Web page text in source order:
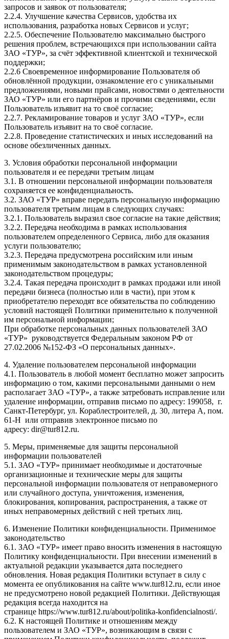
запросов и заявок от пользователя;
2.2.4. Улучшение качества Сервисов, удобства их
использования, разработка новых Сервисов и услуг;
2.2.5. Обеспечение Пользователю максимально быстрого
решения проблем, встречающихся при использовании сайта
ЗАО «ТУР», за счёт эффективной клиентской и технической
поддержки;
2.2.6 Своевременное информирование Пользователя об
обновлённой продукции, ознакомление его с уникальными
предложениями, новыми прайсами, новостями о деятельности
ЗАО «ТУР» или его партнёров и прочими сведениями, если
Пользователь изъявит на то своё согласие;
2.2.7. Рекламирование товаров и услуг ЗАО «ТУР», если
Пользователь изъявит на то своё согласие.
2.2.8. Проведение статистических и иных исследований на
основе обезличенных данных.
3. Условия обработки персональной информации
пользователя и ее передачи третьим лицам
3.1. В отношении персональной информации пользователя
сохраняется ее конфиденциальность.
3.2. ЗАО «ТУР» вправе передать персональную информацию
пользователя третьим лицам в следующих случаях:
3.2.1. Пользователь выразил свое согласие на такие действия;
3.2.2. Передача необходима в рамках использования
пользователем определенного Сервиса, либо для оказания
услуги пользователю;
3.2.3. Передача предусмотрена российским или иным
применимым законодательством в рамках установленной
законодательством процедуры;
3.2.4. Такая передача происходит в рамках продажи или иной
передачи бизнеса (полностью или в части), при этом к
приобретателю переходят все обязательства по соблюдению
условий настоящей Политики применительно к полученной
им персональной информации;
При обработке персональных данных пользователей ЗАО
«ТУР» руководствуется Федеральным законом РФ от
27.02.2006 №152-ФЗ «О персональных данных».
4. Удаление пользователем персональной информации
4.1. Пользователь в любой момент бесплатно может запросить
информацию о том, какими персональными данными о нем
располагает ЗАО «ТУР», а также затребовать исправление или
удаление информации, отправив письмо по адресу: 199058, г.
Санкт-Петербург, ул. Кораблестроителей, д. 30, литера А, пом.
61-Н или отправив электронное письмо по
адресу: dir@tur812.ru.
5. Меры, применяемые для защиты персональной
информации пользователей
5.1. ЗАО «ТУР» принимает необходимые и достаточные
организационные и технические меры для защиты
персональной информации пользователя от неправомерного
или случайного доступа, уничтожения, изменения,
блокирования, копирования, распространения, а также от
иных неправомерных действий с ней третьих лиц.
6. Изменение Политики конфиденциальности. Применимое
законодательство
6.1. ЗАО «ТУР» имеет право вносить изменения в настоящую
Политику конфиденциальности. При внесении изменений в
актуальной редакции указывается дата последнего
обновления. Новая редакция Политики вступает в силу с
момента ее опубликования на сайте www.tur812.ru, если иное
не предусмотрено новой редакцией Политики. Действующая
редакция всегда находится на
странице https://www.tur812.ru/about/politika-konfidencialnosti/.
6.2. К настоящей Политике и отношениям между
пользователем и ЗАО «ТУР», возникающим в связи с